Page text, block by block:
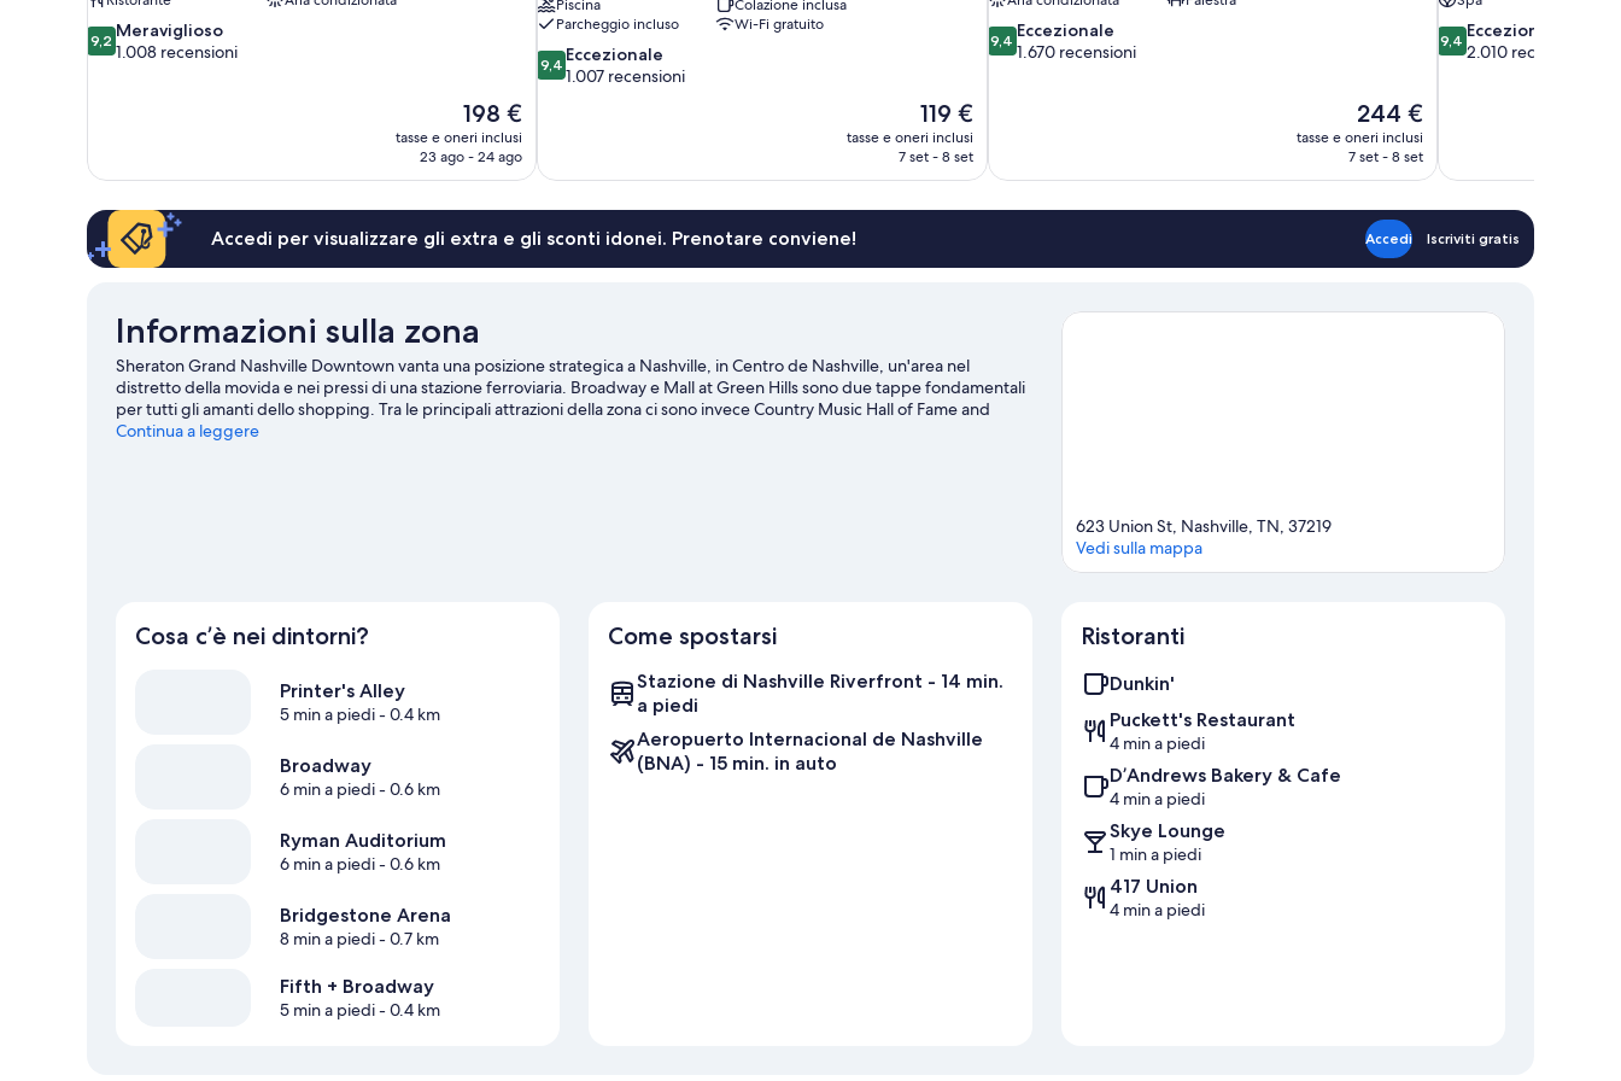
9.2
su
9,2 Meraviglioso
1.008 recensioni
Il
prezzo
attuale
198 €
tasse e oneri inclusi
23 ago - 24 ago
Piscina
Colazione inclusa
Parcheggio incluso
Wi-Fi gratuito
9.4
su
recensioni
9,4 Eccezionale
1.007 recensioni
Il
prezzo
attuale
119 €
tasse e oneri inclusi
7 set - 8 set
9.4
su
9,4 Eccezionale
1.670 recensioni
Il
prezzo
attuale
244 €
tasse e oneri inclusi
7 set - 8 set
9.4
su
9,4 Eccezionale
2.010 recensioni
Accedi per visualizzare gli extra e gli sconti idonei. Prenotare conviene! Accedi Iscriviti gratis
Informazioni sulla zona
Sheraton Grand Nashville Downtown vanta una posizione strategica a Nashville, in Centro de Nashville, un'area nel
distretto della movida e nei pressi di una stazione ferroviaria. Broadway e Mall at Green Hills sono due tappe fondamentali
per tutti gli amanti dello shopping. Tra le principali attrazioni della zona ci sono invece Country Music Hall of Fame and
Museum e Nashville Shores Waterpark. Sei in cerca di eventi sportivi o spettacoli a cui assistere? Bridgestone Arena e
Continua a leggere
623 Union St, Nashville, TN, 37219
Vedi sulla mappa
Cosa c’è nei dintorni?
Printer's Alley
5 min a piedi- 0.4 km
Broadway
6 min a piedi- 0.6 km
Ryman Auditorium
6 min a piedi- 0.6 km
Bridgestone Arena
8 min a piedi- 0.7 km
Fifth + Broadway
5 min a piedi- 0.4 km
Come spostarsi
Stazione di Nashville Riverfront - 14 min.
a piedi
Aeropuerto Internacional de Nashville
(BNA) - 15 min. in auto
Ristoranti
Dunkin'
Puckett's Restaurant
4 min a piedi
D’Andrews Bakery & Cafe
4 min a piedi
Skye Lounge
1 min a piedi
417 Union
4 min a piedi